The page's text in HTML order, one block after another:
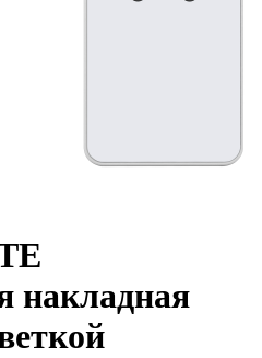
накладная